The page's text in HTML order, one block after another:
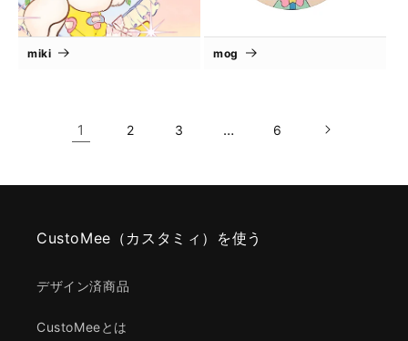
miki mog
1 2 3 … 6
CustoMee（カスタミィ）を使う
デザイン済商品
CustoMeeとは